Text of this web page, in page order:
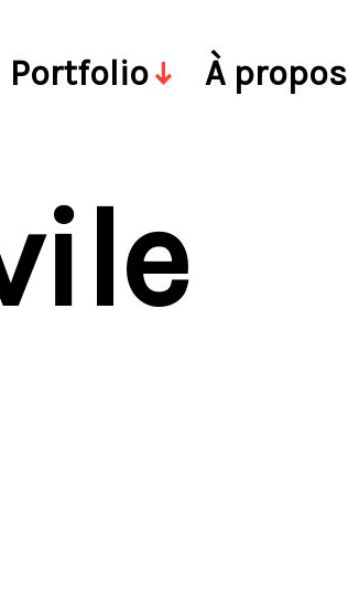
Portfolio À propos